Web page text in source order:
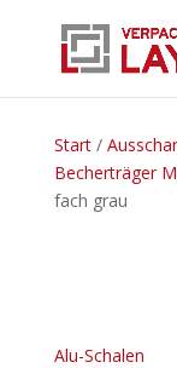
Start/
Becherträger
fach grau
Alu-Schalen